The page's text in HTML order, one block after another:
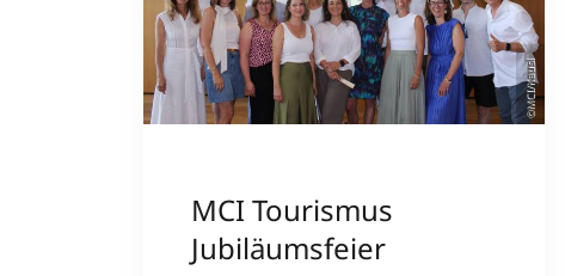
©MCI/Kausl
MCI Tourismus
Jubiläumsfeier